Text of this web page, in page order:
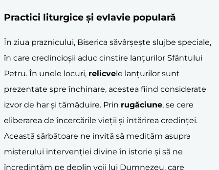
Practici liturgice și evlavie populară
În ziua praznicului, Biserica săvârșește slujbe speciale,
în care credincioșii aduc cinstire lanțurilor Sfântului
Petru. În unele locuri, relicve le lanțurilor sunt
prezentate spre închinare, acestea fiind considerate
izvor de har și tămăduire. Prin rugăciune, se cere
eliberarea de încercările vieții și întărirea credinței.
Această sărbătoare ne invită să medităm asupra
misterului intervenției divine în istorie și să ne
încredințăm pe deplin voii lui Dumnezeu, care